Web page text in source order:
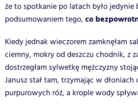
że to spotkanie po latach było jedynie
podsumowaniem tego, co
Kiedy jednak wieczorem zamknęłam
ciemny, mokry od deszczu chodnik, z
dostrzegłam sylwetkę mężczyzny
Janusz stał tam, trzymając w
purpurowych róż, a krople wody